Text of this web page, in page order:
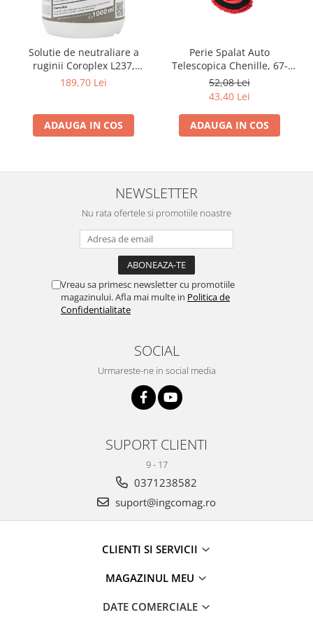
Solutie de neutraliare a
ruginii Coroplex L237,
1000ml, convertor rugina,
189,70 Lei
ADAUGA IN COS
Perie Spalat Auto
Telescopica Chenille, 67-
100 cm
52,08 Lei
43,40 Lei
ADAUGA IN COS
NEWSLETTER
Nu rata ofertele si promotiile noastre
Vreau sa primesc newsletter cu promotiile
magazinului. Afla mai multe in Politica de
Confidentialitate
SOCIAL
Urmareste-ne in social media
SUPORT CLIENTI
9 - 17
0371238582
suport@ingcomag.ro
CLIENTI SI SERVICII
MAGAZINUL MEU
DATE COMERCIALE